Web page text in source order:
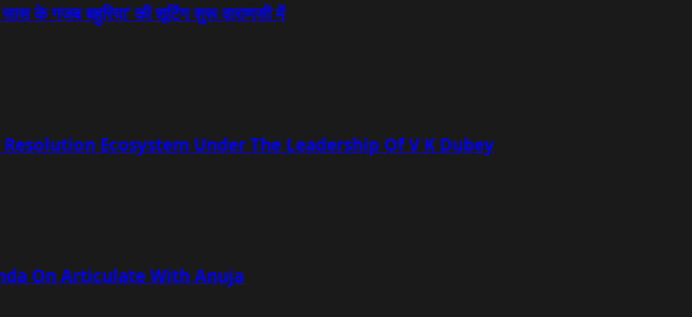
के गजब बहुरिया’ की शूटिंग शुरू वाराणसी में
Ecosystem Under The Leadership Of V K Dubey
On Articulate With Anuja